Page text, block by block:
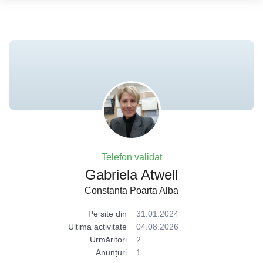
Telefon validat
Gabriela Atwell
Constanta Poarta Alba
Pe site din
31.01.2024
Ultima activitate
04.08.2026
Urmăritori
2
Anunțuri
1